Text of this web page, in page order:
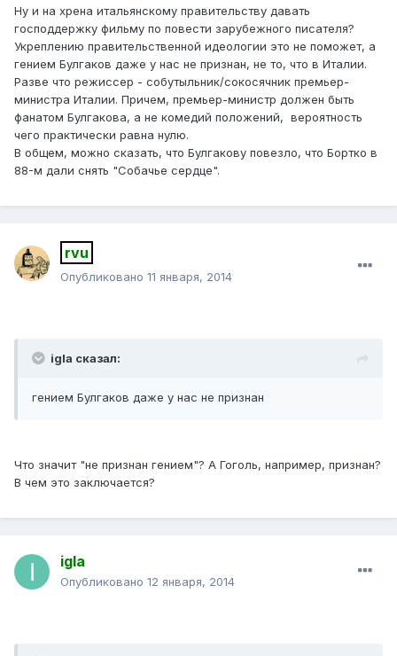
Ну и на хрена итальянскому правительству давать
господдержку фильму по повести зарубежного писателя?
Укреплению правительственной идеологии это не поможет, а
гением Булгаков даже у нас не признан, не то, что в Италии.
Разве что режиссер - собутыльник/сокосячник премьер-
министра Италии. Причем, премьер-министр должен быть
фанатом Булгакова, а не комедий положений, вероятность
чего практически равна нулю.
В общем, можно сказать, что Булгакову повезло, что Бортко в
88-м дали снять "Собачье сердце".
rvu
Опубликовано 11 января, 2014
igla сказал:
гением Булгаков даже у нас не признан
Что значит "не признан гением"? А Гоголь, например, признан?
В чем это заключается?
igla
Опубликовано 12 января, 2014